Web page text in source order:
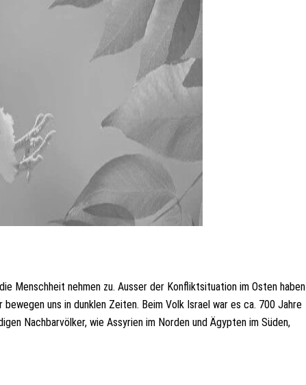
Menschheit nehmen zu. Ausser der Konfliktsituation im Osten haben
uns in dunklen Zeiten. Beim Volk Israel war es ca. 700 Jahre
Nachbarvölker, wie Assyrien im Norden und Ägypten im Süden,